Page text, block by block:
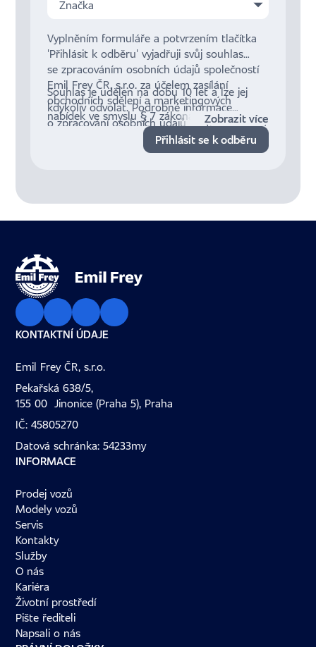
Značka
Vyplněním formuláře a potvrzením tlačítka
'Přihlásit k odběru' vyjadřuji svůj souhlas
se zpracováním osobních údajů společností
Emil Frey ČR, s.r.o. za účelem zasílání
obchodních sdělení a marketingových
nabídek ve smyslu § 7 zákona č. 480/2004
Sb., o některých službách informační
Souhlas je udělen na dobu 10 let a lze jej
kdykoliv odvolat. Podrobné informace
o zpracování osobních údajů a mých právech
Zobrazit více
Přihlásit se k odběru
KONTAKTNÍ ÚDAJE
Emil Frey ČR, s.r.o.
Pekařská 638/5,
155 00 Jinonice (Praha 5), Praha
IČ: 45805270
Datová schránka: 54233my
INFORMACE
Prodej vozů
Modely vozů
Servis
Kontakty
Služby
O nás
Kariéra
Životní prostředí
Pište řediteli
Napsali o nás